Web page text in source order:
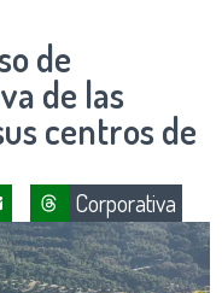
de
de las
centros de
Corporativa